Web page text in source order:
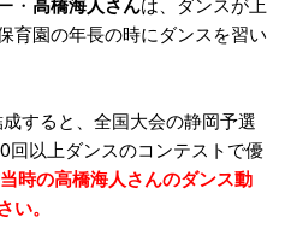
・ 高橋海人さんは、ダンスが上
育園の年長の時にダンスを習い
すると、全国大会の静岡予選
回以上ダンスのコンテストで優
時の高橋海人さんのダンス動
い。